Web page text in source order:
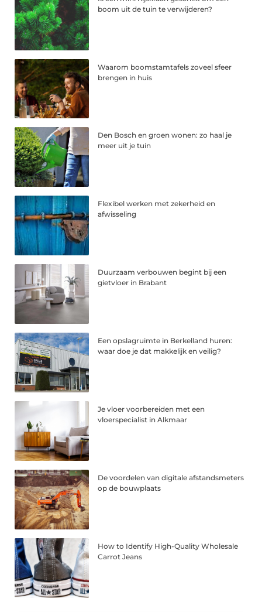
boom uit de tuin te verwijderen?
Waarom boomstamtafels zoveel sfeer
brengen in huis
Den Bosch en groen wonen: zo haal je
meer uit je tuin
Flexibel werken met zekerheid en
afwisseling
Duurzaam verbouwen begint bij een
gietvloer in Brabant
Een opslagruimte in Berkelland huren:
waar doe je dat makkelijk en veilig?
Je vloer voorbereiden met een
vloerspecialist in Alkmaar
De voordelen van digitale afstandsmeters
op de bouwplaats
How to Identify High-Quality Wholesale
Carrot Jeans